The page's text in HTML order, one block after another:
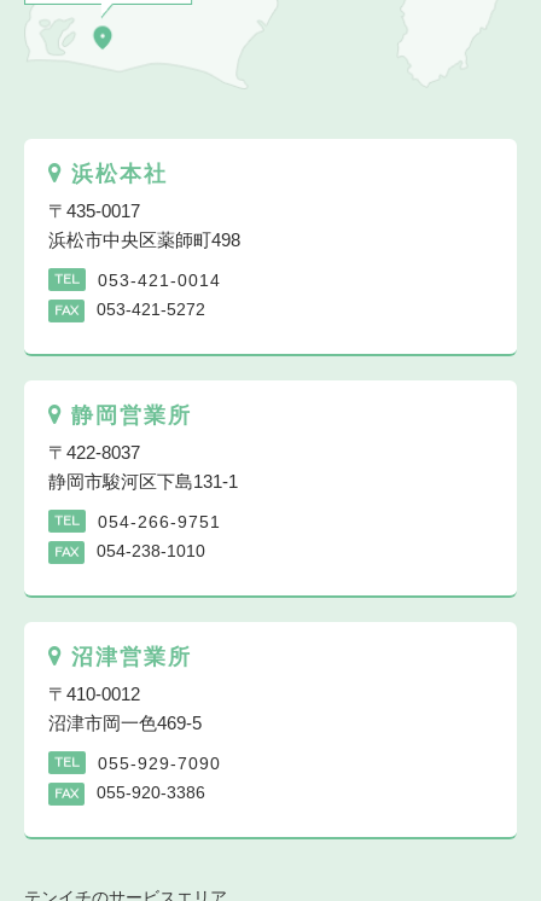
浜松本社
〒435-0017
浜松市中央区薬師町498
TEL 053-421-0014
FAX 053-421-5272
静岡営業所
〒422-8037
静岡市駿河区下島131-1
TEL 054-266-9751
FAX 054-238-1010
沼津営業所
〒410-0012
沼津市岡一色469-5
TEL 055-929-7090
FAX 055-920-3386